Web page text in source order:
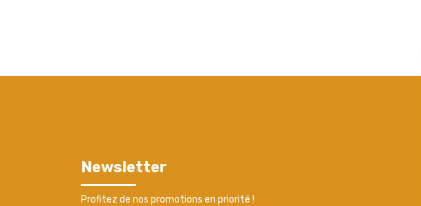
Newsletter
Profitez de nos promotions en priorité !